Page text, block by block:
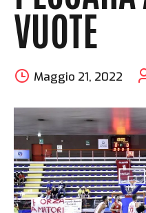
VUOTE
Maggio 21, 2022